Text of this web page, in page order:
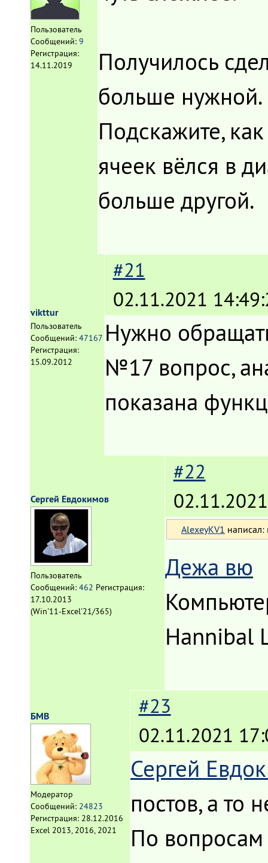
Пользователь
Сообщений: 9
Регистрация:
14.11.2019
Получилось
больше нужной.
Подскажите,
ячеек вёлся в
больше другой.
vikttur
Пользователь
Сообщений: 47167
Регистрация:
15.09.2012
#21
02.11.2021
Нужно
№17 вопрос,
показана
Сергей Евдокимов
Пользователь
Сообщений: 462 Регистрация:
17.10.2013
(Win'11-Excel'21/365)
#22
AlexeyKV1
Дежа вю
Hannibal
БМВ
Модератор
Сообщений: 24823
Регистрация: 28.12.2016
Excel 2013, 2016, 2021
#23
02.11.2021
Сергей
постов, а то
По вопросам